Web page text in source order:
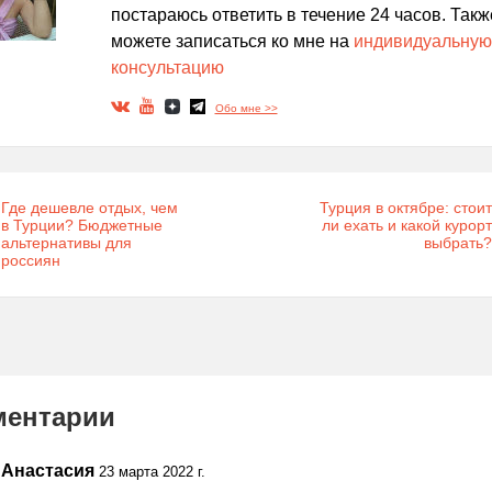
постараюсь ответить в течение 24 часов.
можете записаться ко мне на индивидуальную
консультацию
Обо мне >>
Где дешевле отдых, чем
в Турции? Бюджетные
альтернативы для
россиян
Турция в октябре: стоит
ли ехать и какой курорт
выбрать?
Анастасия 23 марта 2022 г.